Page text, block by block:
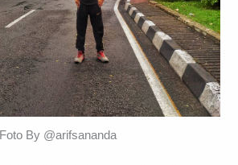
Foto By @arifsananda